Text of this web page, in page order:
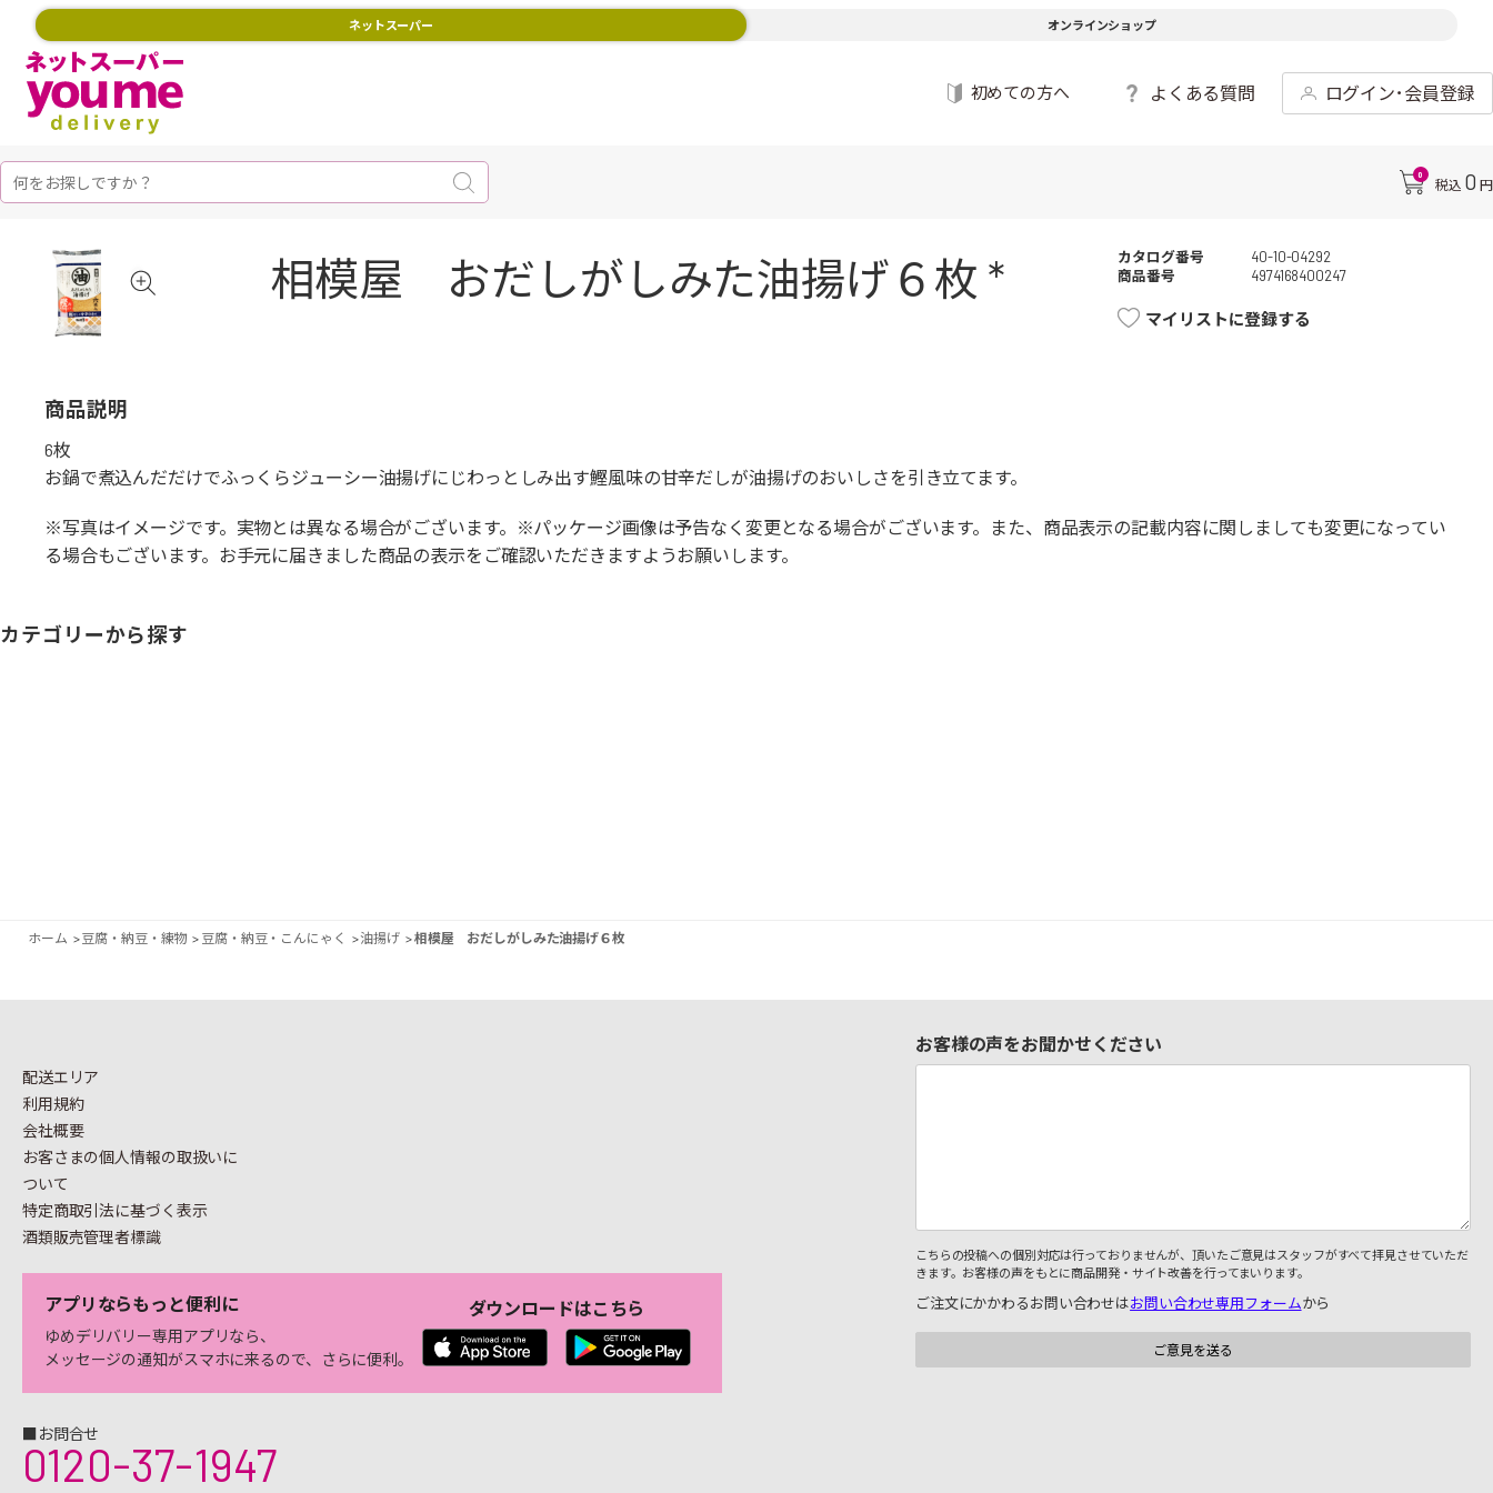
ネットスーパー オンラインショップ
初めての方へ よくある質問 ログイン･会員登録
0
税込 0 円
相模屋 おだしがしみた油揚げ６枚 * カタログ番号
40-10-04292
商品番号
4974168400247
マイリストに登録する
商品説明
6枚
お鍋で煮込んだだけでふっくらジューシー油揚げにじわっとしみ出す鰹風味の甘辛だしが油揚げのおいしさを引き立てます。
※写真はイメージです。実物とは異なる場合がございます。※パッケージ画像は予告なく変更となる場合がございます。また、商品表示の記載内容に関しましても変更になってい
る場合もございます。お手元に届きました商品の表示をご確認いただきますようお願いします。
カテゴリーから探す
ホーム >豆腐・納豆・練物 > 豆腐・納豆・こんにゃく >油揚げ >相模屋 おだしがしみた油揚げ６枚
配送エリア
利用規約
会社概要
お客さまの個人情報の取扱いに
ついて
特定商取引法に基づく表示
酒類販売管理者標識
アプリならもっと便利に
ゆめデリバリー専用アプリなら、
メッセージの通知がスマホに来るので、さらに便利。
ダウンロードはこちら
■お問合せ
0120-37-1947
お客様の声をお聞かせください
こちらの投稿への個別対応は行っておりませんが、頂いたご意見はスタッフがすべて拝見させていただ
きます。お客様の声をもとに商品開発・サイト改善を行ってまいります。
ご注文にかかわるお問い合わせはお問い合わせ専用フォームから